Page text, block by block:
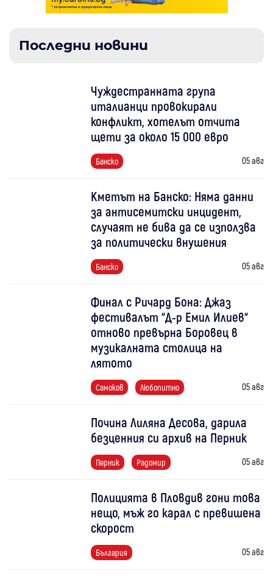
Последни новини
Чуждестранната група
италианци провокирали
конфликт, хотелът отчита
щети за около 15 000 евро
Банско 05 авг
Кметът на Банско: Няма данни
за антисемитски инцидент,
случаят не бива да се използва
за политически внушения
Банско 05 авг
Финал с Ричард Бона: Джаз
фестивалът “Д-р Емил Илиев“
отново превърна Боровец в
музикалната столица на
лятото
Самоков Любопитно 05 авг
Почина Лиляна Десова, дарила
безценния си архив на Перник
Перник Радомир 05 авг
Полицията в Пловдив гони това
нещо, мъж го карал с превишена
скорост
България 05 авг